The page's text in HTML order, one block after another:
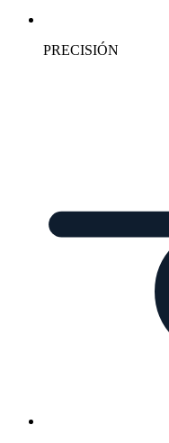
PRECISIÓN